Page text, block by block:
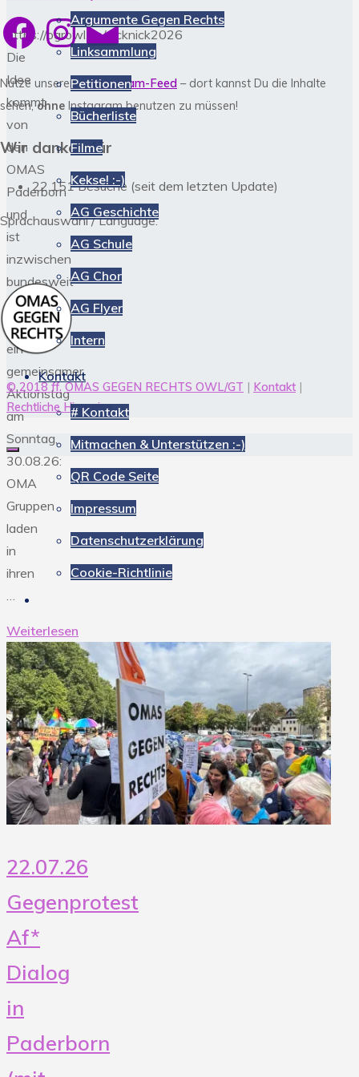
Argumente Gegen Rechts
Linksammlung
Petitionen
Bücherliste
Filme
Kekse! :-)
AG Geschichte
AG Schule
AG Chor
AG Flyer
Intern
Kontakt
# Kontakt
Mitmachen & Unterstützen :-)
QR Code Seite
Impressum
Datenschutzerklärung
Cookie-Richtlinie
https://ogrowl.de/picknick2026
Die
Idee
kommt
von
den
OMAS
Paderborn
und
ist
inzwischen
bundesweit
verbreitet
–
ein
gemeinsamer
Aktionstag
am
Sonntag,
30.08.26:
OMA
Gruppen
laden
in
ihren
…
Weiterlesen
"30.08.26
OMA
Picknick
Webereipark!"
22.07.26
Gegenprotest
Af*
Dialog
in
Paderborn
FacebookInstagram
E-
Mail
Nutze unseren> Instagram-Feed – dort kannst Du die Inhalte
sehen,ohne Instagram benutzen zu müssen!
Wir danken für
22.151 Besuche (seit dem letzten Update)
Sprachauswahl / Language:
© 2018 ff. OMAS GEGEN RECHTS OWL/GT | Kontakt |
Rechtliche Hinweise